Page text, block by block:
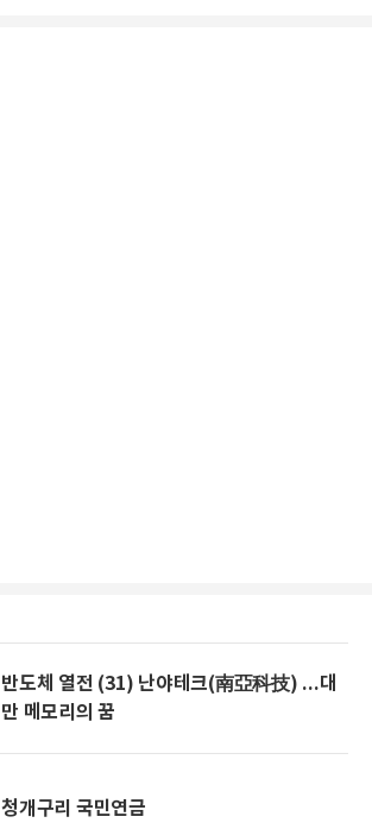
반도체 열전 (31) 난야테크(南亞科技) ...대
만 메모리의 꿈
청개구리 국민연금